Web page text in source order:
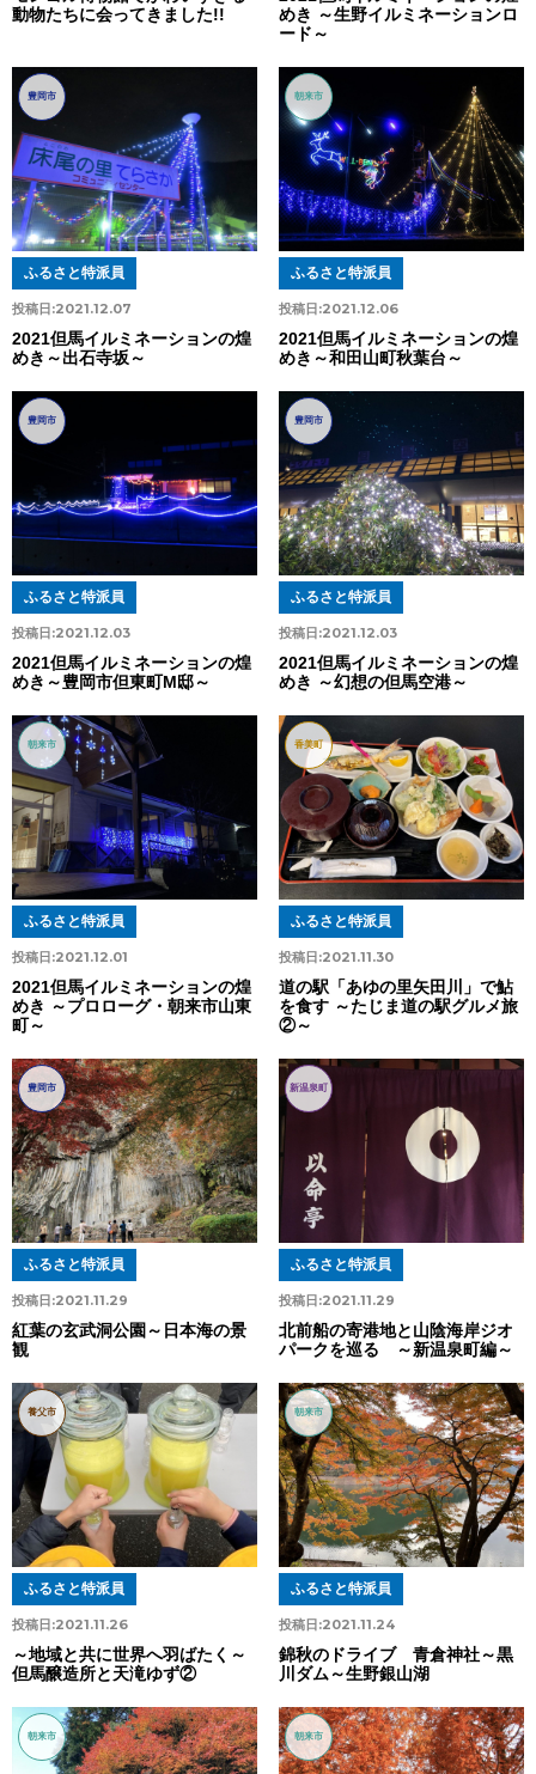
動物たちに会ってきました!!
めき ～生野イルミネーションロ
ード～
豊岡市
投稿日:2021.12.07
ふるさと特派員
2021但馬イルミネーションの煌
めき～出石寺坂～
朝来市
投稿日:2021.12.06
ふるさと特派員
2021但馬イルミネーションの煌
めき～和田山町秋葉台～
豊岡市
投稿日:2021.12.03
ふるさと特派員
2021但馬イルミネーションの煌
めき～豊岡市但東町M邸～
豊岡市
投稿日:2021.12.03
ふるさと特派員
2021但馬イルミネーションの煌
めき ～幻想の但馬空港～
朝来市
投稿日:2021.12.01
ふるさと特派員
2021但馬イルミネーションの煌
めき ～プロローグ・朝来市山東
町～
香美町
投稿日:2021.11.30
ふるさと特派員
道の駅「あゆの里矢田川」で鮎
を食す ～たじま道の駅グルメ旅
②～
豊岡市
投稿日:2021.11.29
ふるさと特派員
紅葉の玄武洞公園～日本海の景
観
新温泉町
投稿日:2021.11.29
ふるさと特派員
北前船の寄港地と山陰海岸ジオ
パークを巡る ～新温泉町編～
養父市
投稿日:2021.11.26
ふるさと特派員
～地域と共に世界へ羽ばたく～
但馬醸造所と天滝ゆず②
朝来市
投稿日:2021.11.24
ふるさと特派員
錦秋のドライブ 青倉神社～黒
川ダム～生野銀山湖
朝来市 朝来市